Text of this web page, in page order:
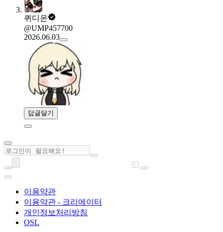
퀴디온
@UMP457700
2026.06.03
답글달기
이용약관
이용약관 - 크리에이터
개인정보처리방침
OSL